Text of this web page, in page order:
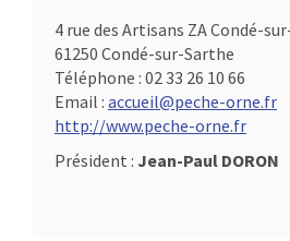
4 rue des Artisans ZA Condé-
61250 Condé-sur-Sarthe
Téléphone : 02 33 26 10 66
Email : accueil@peche-orne.fr
http://www.peche-orne.fr
Président : Jean-Paul DORON